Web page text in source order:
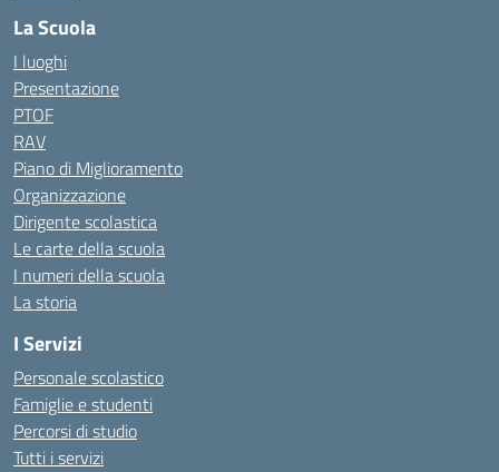
La Scuola
I luoghi
Presentazione
PTOF
RAV
Piano di Miglioramento
Organizzazione
Dirigente scolastica
Le carte della scuola
I numeri della scuola
La storia
I Servizi
Personale scolastico
Famiglie e studenti
Percorsi di studio
Tutti i servizi